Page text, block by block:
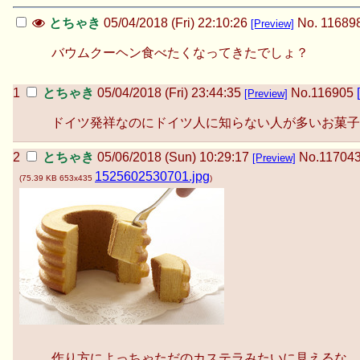
とちゃき 05/04/2018 (Fri) 22:10:26 [Preview] No.
バウムクーヘン食べたくなってきたでしょ？
とちゃき 05/04/2018 (Fri) 23:44:35 [Preview] No.116905
ドイツ発祥なのにドイツ人に知らない人が多いお菓子
とちゃき 05/06/2018 (Sun) 10:29:17 [Preview] No.
(75.39 KB 653x435 1525602530701.jpg)